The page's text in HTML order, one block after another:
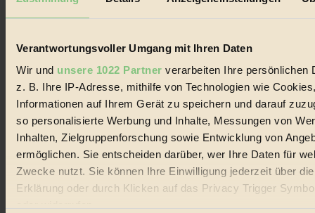
Verantwortungsvoller Umgang mit Ihren Daten
Wir und unsere 1022 Partner verarbeiten Ihre persönlichen
z. B. Ihre IP-Adresse, mithilfe von Technologien wie
Informationen auf Ihrem Gerät zu speichern und darauf
so personalisierte Werbung und Inhalte, Messungen von
Inhalten, Zielgruppenforschung sowie Entwicklung von
ermöglichen. Sie entscheiden darüber, wer Ihre Daten für
Zwecke nutzt. Sie können Ihre Einwilligung jederzeit über
Erklärung oder durch Klicken auf das Privacy Trigger
Biorama steht für einen nachhaltigen Lebensstil und bewussten
Lebenswandel. Es ist eine moderne Plattform für Ideen, Menschen
Handels mit Bioprodukten, des Fair-Trade sowie der Branche
alternativer Energien.
Social Media
22.601 Fans auf Facebook
3.415 Follower auf Twitter
Folge uns auf Instagram
Themen
Bio